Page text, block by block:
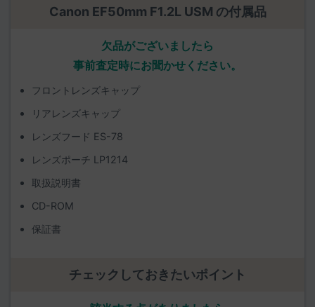
Canon EF50mm F1.2L USM の付属品
欠品がございましたら
事前査定時にお聞かせください。
フロントレンズキャップ
リアレンズキャップ
レンズフード ES-78
レンズポーチ LP1214
取扱説明書
CD-ROM
保証書
チェックしておきたいポイント